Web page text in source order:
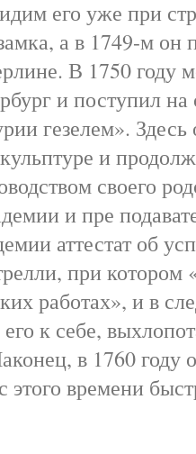
его уже при
а в 1749-м он
В 1750 году
и поступил
гезелем».
и
своего
и пре
аттестат об
при котором
работах», и в
его к себе,
в 1760 году
этого времени